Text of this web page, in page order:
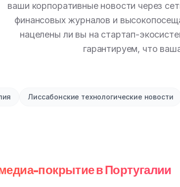
ваши корпоративные новости через
финансовых журналов и
нацелены ли вы на стартап-
гарантируем, что
Лиссабонские технологические новости
покрытие в Португалии